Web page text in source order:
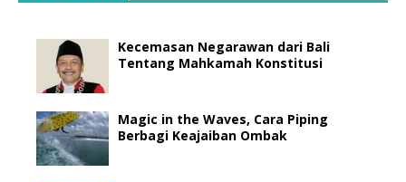
Kecemasan Negarawan dari Bali
Tentang Mahkamah Konstitusi
Magic in the Waves, Cara Piping
Berbagi Keajaiban Ombak